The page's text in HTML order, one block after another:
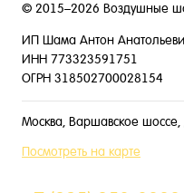
© 2015–2026 Воздушные
ИП Шама Антон
ИНН 773323591751
ОГРН 318502700028154
Москва, Варшавское шоссе,
Посмотреть на карте